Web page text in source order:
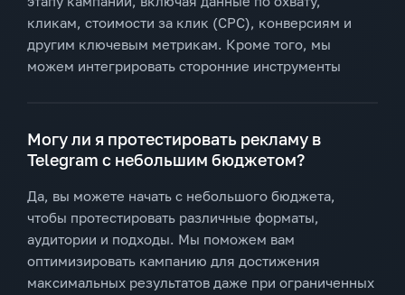
кликам, стоимости за клик (CPC), конверсиям и
другим ключевым метрикам. Кроме того, мы
можем интегрировать сторонние инструменты
Могу ли я протестировать рекламу в
Telegram с небольшим бюджетом?
Да, вы можете начать с небольшого бюджета,
чтобы протестировать различные форматы,
аудитории и подходы. Мы поможем вам
оптимизировать кампанию для достижения
максимальных результатов даже при ограниченных